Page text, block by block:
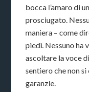
bocca l’amaro di
prosciugato.
maniera – come
piedi. Nessuno ha
ascoltare la voce
sentiero che non
garanzie.